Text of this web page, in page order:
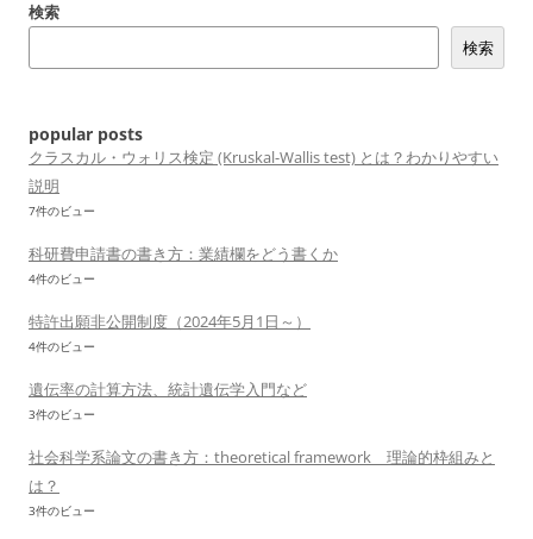
ー
検索
検索
popular posts
クラスカル・ウォリス検定 (Kruskal-Wallis test) とは？わかりやすい
説明
7件のビュー
科研費申請書の書き方：業績欄をどう書くか
4件のビュー
特許出願非公開制度（2024年5月1日～）
4件のビュー
遺伝率の計算方法、統計遺伝学入門など
3件のビュー
社会科学系論文の書き方：theoretical framework 理論的枠組みと
は？
3件のビュー